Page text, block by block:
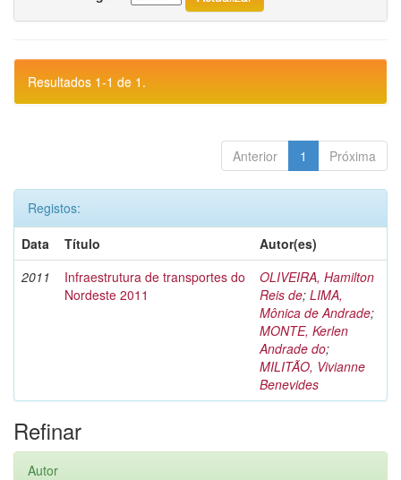
Resultados 1-1 de 1.
Anterior 1 Próxima
Registos:
Data
Título
Autor(es)
2011
Infraestrutura de transportes do
Nordeste 2011
OLIVEIRA, Hamilton
Reis de; LIMA,
Mônica de Andrade;
MONTE, Kerlen
Andrade do;
MILITÃO, Vivianne
Benevides
Refinar
Autor